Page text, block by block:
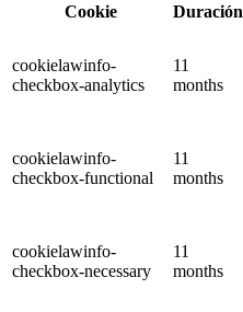
Cookie
Duración
cookielawinfo-
checkbox-analytics
11
months
cookielawinfo-
checkbox-functional
11
months
cookielawinfo-
checkbox-necessary
11
months